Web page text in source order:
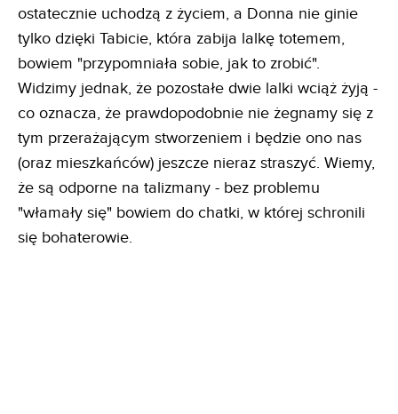
ostatecznie uchodzą z życiem, a Donna nie ginie
tylko dzięki Tabicie, która zabija lalkę totemem,
bowiem "przypomniała sobie, jak to zrobić".
Widzimy jednak, że pozostałe dwie lalki wciąż żyją -
co oznacza, że prawdopodobnie nie żegnamy się z
tym przerażającym stworzeniem i będzie ono nas
(oraz mieszkańców) jeszcze nieraz straszyć. Wiemy,
że są odporne na talizmany - bez problemu
"włamały się" bowiem do chatki, w której schronili
się bohaterowie.